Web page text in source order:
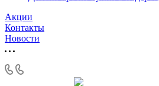
Акции
Контакты
Новости